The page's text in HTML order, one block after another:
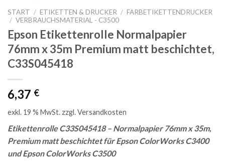
START / ETIKETTEN & DRUCKER / FARBETIKETTENDRUCKER
/ VERBRAUCHSMATERIAL - C3500
Epson Etikettenrolle Normalpapier
76mm x 35m Premium matt beschichtet,
C33S045418
6,37 €
exkl. 19 % MwSt.zzgl.Versandkosten
Etikettenrolle C33S045418 – Normalpapier 76mm x 35m,
Premium matt beschichtet für Epson ColorWorks C3400
und Epson ColorWorks C3500